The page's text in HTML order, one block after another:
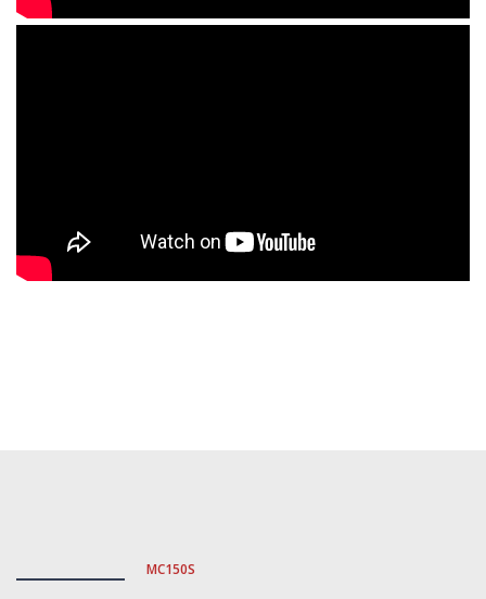
MC150S